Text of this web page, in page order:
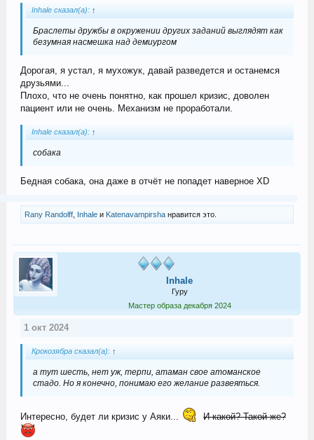
Inhale сказал(а): ↑
Браслеты дружбы в окружении других заданий выглядят как
безумная насмешка над демиургом
Дорогая, я устал, я мухожук, давай разведется и останемся
друзьями...
Плохо, что не очень понятно, как прошел кризис, доволен
пациент или не очень. Механизм не проработали.
Inhale сказал(а): ↑
собака
Бедная собака, она даже в отчёт не попадет наверное XD
Rany Randolff, Inhaleи Katenavampirshaнравится это.
Inhale
Гуру
Мастер образа декабря 2024
1 окт 2024
Крокозябра сказал(а): ↑
а тут шесть, нет уж, терпи, атаман свое атоманское
стадо. Но я конечно, понимаю его желание развеяться.
Интересно, будет ли кризис у Аяки... И какой? Такой же?